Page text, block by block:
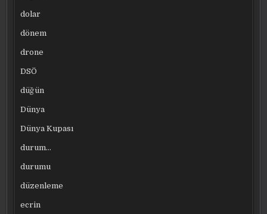
dolar
dönem
drone
DSÖ
düğün
Dünya
Dünya Kupası
durum…
durumu
düzenleme
ecrin